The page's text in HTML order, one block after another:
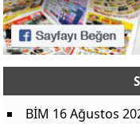
BİM 16 Ağustos